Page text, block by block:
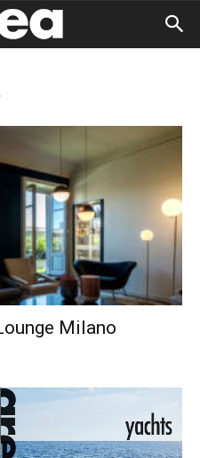
Milano